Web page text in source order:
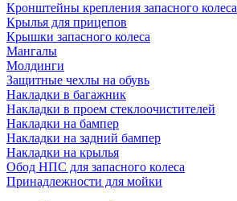
Кронштейны крепления запасного колеса
Крылья для прицепов
Крышки запасного колеса
Мангалы
Молдинги
Защитные чехлы на обувь
Накладки в багажник
Накладки в проем стеклоочистителей
Накладки на бампер
Накладки на задний бампер
Накладки на крылья
Обод НПС для запасного колеса
Принадлежности для мойки